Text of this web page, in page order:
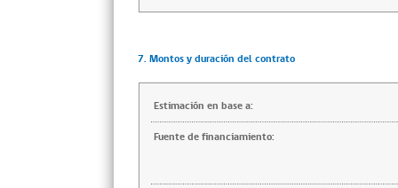
7. Montos y duración del contrato
Estimación en base a:
Fuente de financiamiento: